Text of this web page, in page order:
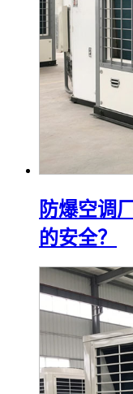
防爆空调
的安全？